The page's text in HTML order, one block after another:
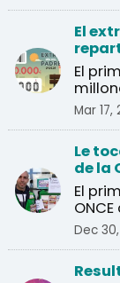
El
El
Mar 17,
Le
de la
El
Dec